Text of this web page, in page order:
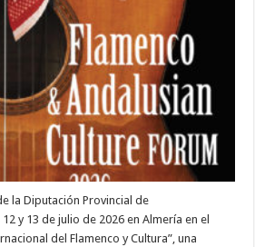
la Diputación Provincial de
y 13 de julio de 2026 en Almería en el
del Flamenco y Cultura”, una